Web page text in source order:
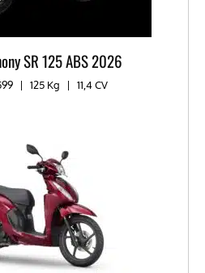
SR 125 ABS 2026
| 125 Kg | 11,4 CV